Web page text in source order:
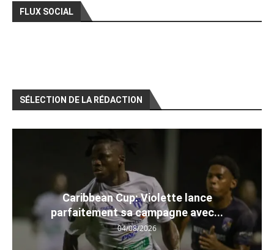
FLUX SOCIAL
SÉLECTION DE LA RÉDACTION
Caribbean Cup: Violette lance
parfaitement sa campagne avec...
04/08/2026